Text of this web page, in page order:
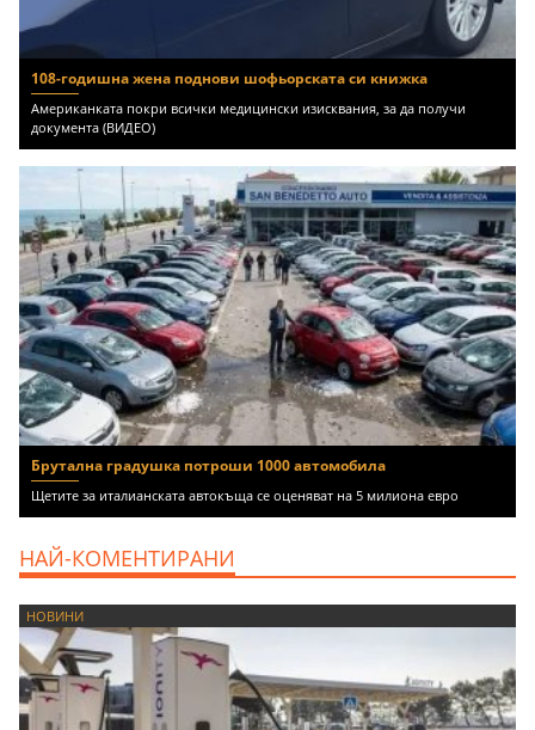
108-годишна жена поднови шофьорската си книжка
Американката покри всички медицински изисквания, за да получи
документа (ВИДЕО)
Брутална градушка потроши 1000 автомобила
Щетите за италианската автокъща се оценяват на 5 милиона евро
НАЙ-КОМЕНТИРАНИ
НОВИНИ